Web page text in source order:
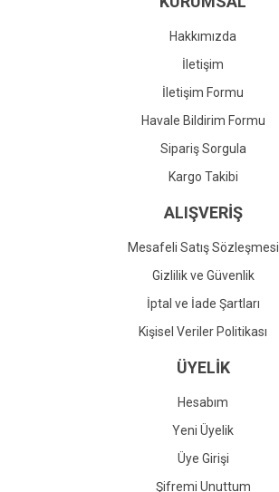
Gönder
Hakkımızda
İletişim
İletişim Formu
Havale Bildirim Formu
Sipariş Sorgula
Kargo Takibi
ALIŞVERİŞ
Mesafeli Satış Sözleşmesi
Gizlilik ve Güvenlik
İptal ve İade Şartları
Kişisel Veriler Politikası
ÜYELİK
Hesabım
Yeni Üyelik
Üye Girişi
Şifremi Unuttum